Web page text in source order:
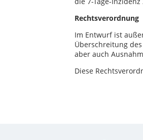
Rechtsverordnung
Im Entwurf ist
Überschreitung
aber auch
Diese